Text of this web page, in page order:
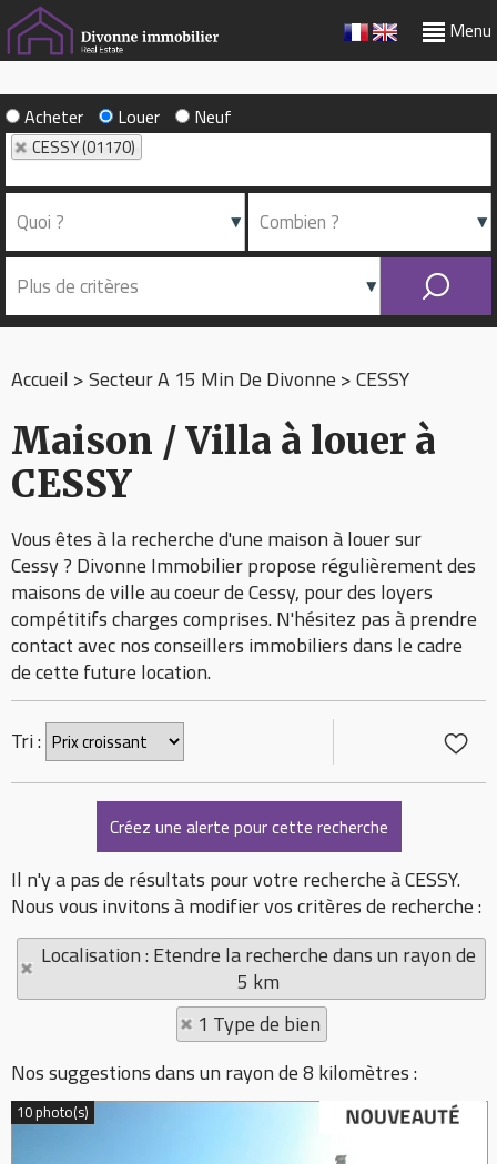
Menu
Acheter Louer Neuf
CESSY (01170)
Accueil>Secteur A 15 Min De Divonne>CESSY
Maison / Villa à louer à
CESSY
Vous êtes à la recherche d'une maison à louer sur
Cessy ? Divonne Immobilier propose régulièrement des
maisons de ville au coeur de Cessy, pour des loyers
compétitifs charges comprises. N'hésitez pas à prendre
contact avec nos conseillers immobiliers dans le cadre
de cette future location.
Tri :
Il n'y a pas de résultats pour votre recherche à CESSY.
Nous vous invitons à modifier vos critères de recherche :
Localisation : Etendre la recherche dans un rayon de
5 km
1 Type de bien
Nos suggestions dans un rayon de 8 kilomètres :
10 photo(s)